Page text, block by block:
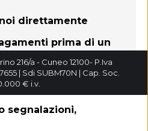
216/a - Cuneo 12100- P.Iva
| Sdi SUBM70N | Cap. Soc.
€ i.v.
direttamente
prima di un
segnalazioni,